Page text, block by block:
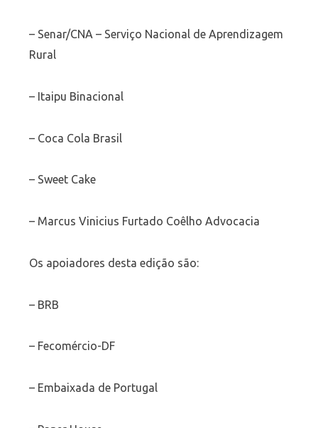
– Senar/CNA – Serviço Nacional de Aprendizagem
Rural
– Itaipu Binacional
– Coca Cola Brasil
– Sweet Cake
– Marcus Vinicius Furtado Coêlho Advocacia
Os apoiadores desta edição são:
– BRB
– Fecomércio-DF
– Embaixada de Portugal